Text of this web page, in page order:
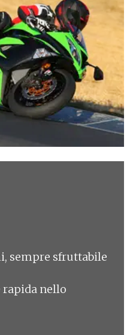
sempre sfruttabile
rapida nello